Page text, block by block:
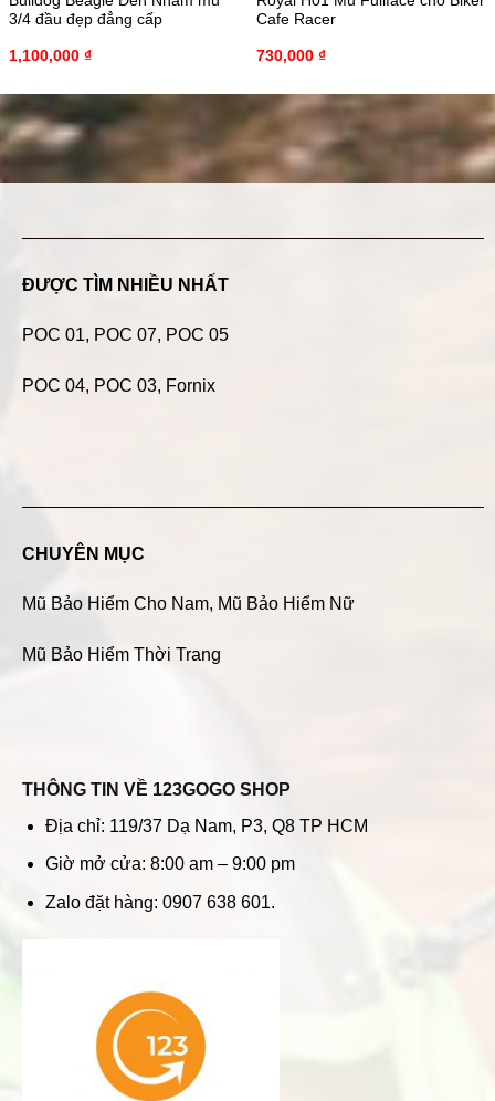
3/4 đầu đẹp đẳng cấp
1,100,000 ₫
Cafe Racer
730,000 ₫
ĐƯỢC TÌM NHIỀU NHẤT
POC 01, POC 07, POC 05
POC 04, POC 03, Fornix
CHUYÊN MỤC
Mũ Bảo Hiểm Cho Nam, Mũ Bảo Hiểm Nữ
Mũ Bảo Hiểm Thời Trang
THÔNG TIN VỀ 123GOGO SHOP
Địa chỉ: 119/37 Dạ Nam, P3, Q8 TP HCM
Giờ mở cửa: 8:00 am – 9:00 pm
Zalo đặt hàng: 0907 638 601.